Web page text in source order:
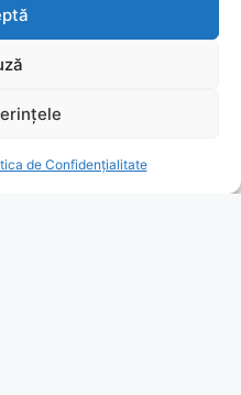
de Confidențialitate